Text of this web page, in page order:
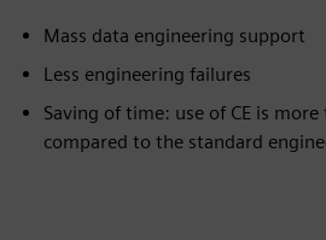
Mass data engineering support
Less engineering failures
Saving of time: use of CE is
compared to the standard